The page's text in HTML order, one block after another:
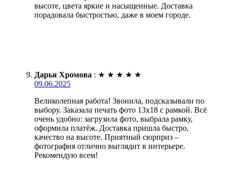
высоте, цвета яркие и насыщенные. Доставка
порадовала быстростью, даже в моем городе.
Дарья Хромова : ★ ★ ★ ★ ★
09.06.2025
Великолепная работа! Звонила, подсказывали по
выбору. Заказала печать фото 13х18 с рамкой. Всё
очень удобно: загрузила фото, выбрала рамку,
оформила платёж. Доставка пришла быстро,
качество на высоте. Приятный сюрприз –
фотография отлично выглядит в интерьере.
Рекомендую всем!